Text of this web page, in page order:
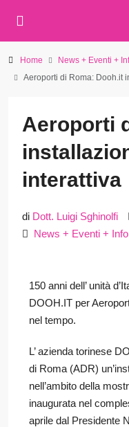
Home
News + Eventi +
Aeroporti di Roma: Dooh.it
Aeroporti
interattiva
di Dott. Luigi Sghinolfi
News + Eventi +
150 anni dell’ unità
DOOH.IT per
nel tempo.
L’ azienda torinese
di Roma (ADR)
nell’ambito della
inaugurata nel
aprile dal Presidente